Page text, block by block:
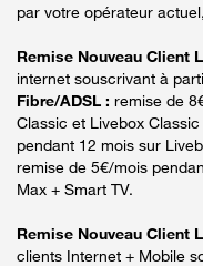
par votre opérateur
Remise Nouveau Client
internet souscrivant à
Fibre/ADSL : remise de
Classic et Livebox
pendant 12 mois sur
remise de 5€/mois
Max + Smart TV.
Remise Nouveau Client
clients Internet + Mobile